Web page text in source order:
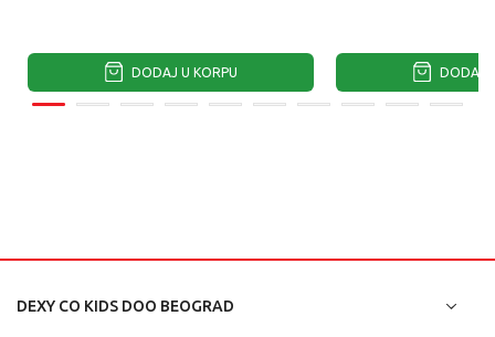
DODAJ U KORPU DODAJ
DEXY CO KIDS DOO BEOGRAD